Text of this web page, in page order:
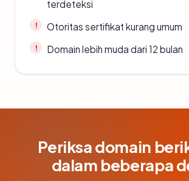
terdeteksi
Otoritas sertifikat kurang umum
Domain lebih muda dari 12 bulan
Periksa domain
dalam beberapa